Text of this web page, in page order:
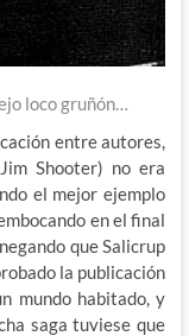
loco gruñón…
entre autores,
Shooter) no era
el mejor ejemplo
en el final
que Salicrup
la publicación
mundo habitado, y
saga tuviese que